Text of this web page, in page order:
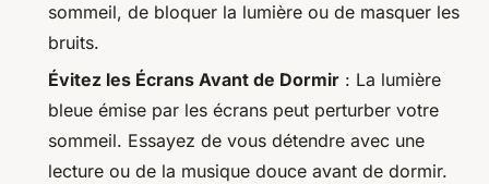
sommeil, de bloquer la lumière ou de masquer les
bruits.
Évitez les Écrans Avant de Dormir : La lumière
bleue émise par les écrans peut perturber votre
sommeil. Essayez de vous détendre avec une
lecture ou de la musique douce avant de dormir.